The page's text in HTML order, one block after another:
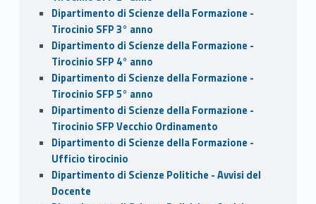
Dipartimento di Scienze della Formazione -
Tirocinio SFP 3° anno
Dipartimento di Scienze della Formazione -
Tirocinio SFP 4° anno
Dipartimento di Scienze della Formazione -
Tirocinio SFP 5° anno
Dipartimento di Scienze della Formazione -
Tirocinio SFP Vecchio Ordinamento
Dipartimento di Scienze della Formazione -
Ufficio tirocinio
Dipartimento di Scienze Politiche - Avvisi del
Docente